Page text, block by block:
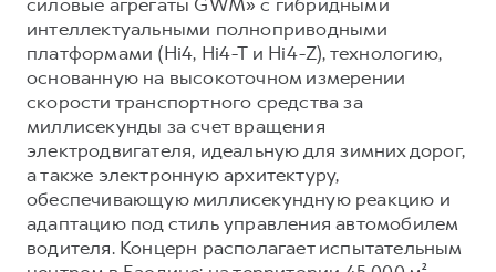
интеллектуальными полноприводными
платформами (Hi4, Hi4-T и Hi4-Z), технологию,
основанную на высокоточном измерении
скорости транспортного средства за
миллисекунды за счет вращения
электродвигателя, идеальную для зимних дорог,
а также электронную архитектуру,
обеспечивающую миллисекундную реакцию и
адаптацию под стиль управления автомобилем
водителя. Концерн располагает испытательным